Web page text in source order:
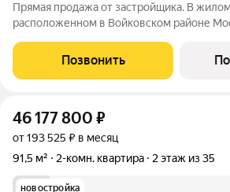
Прямая продажа от застройщика. В
расположенном в Войковском районе
расположена на 3 этаже 32-этажного
квартале бизнес-класса Инджой.
Позвонить
46 177 800 ₽
от 193 525 ₽ в месяц
91,5 м²
2-комн. квартира 2 этаж из 35
новостройка